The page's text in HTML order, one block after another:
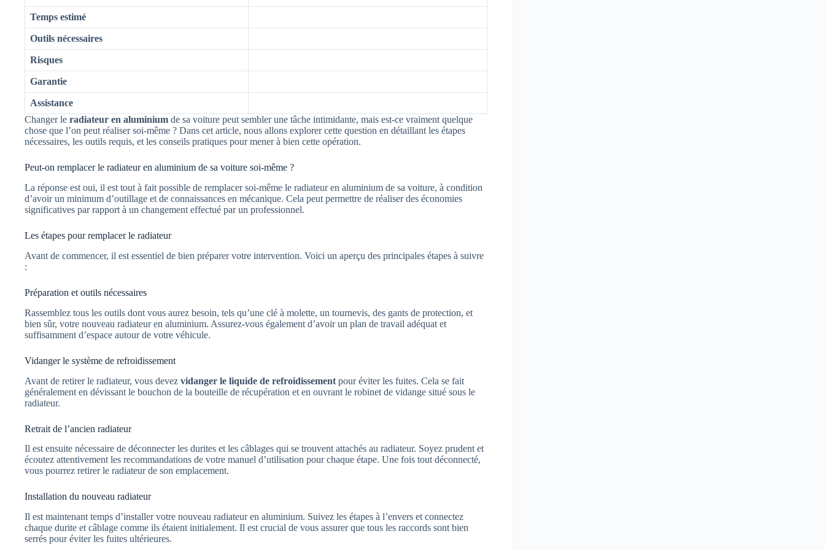
Temps estimé
Outils nécessaires
Risques
Garantie
Assistance
Changer le radiateur en aluminium de sa voiture peut sembler une tâche intimidante, mais est-ce vraiment quelque
chose que l’on peut réaliser soi-même ? Dans cet article, nous allons explorer cette question en détaillant les étapes
nécessaires, les outils requis, et les conseils pratiques pour mener à bien cette opération.
Peut-on remplacer le radiateur en aluminium de sa voiture soi-même ?
La réponse est oui, il est tout à fait possible de remplacer soi-même le radiateur en aluminium de sa voiture, à condition
d’avoir un minimum d’outillage et de connaissances en mécanique. Cela peut permettre de réaliser des économies
significatives par rapport à un changement effectué par un professionnel.
Les étapes pour remplacer le radiateur
Avant de commencer, il est essentiel de bien préparer votre intervention. Voici un aperçu des principales étapes à suivre
:
Préparation et outils nécessaires
Rassemblez tous les outils dont vous aurez besoin, tels qu’une clé à molette, un tournevis, des gants de protection, et
bien sûr, votre nouveau radiateur en aluminium. Assurez-vous également d’avoir un plan de travail adéquat et
suffisamment d’espace autour de votre véhicule.
Vidanger le système de refroidissement
Avant de retirer le radiateur, vous devez vidanger le liquide de refroidissement pour éviter les fuites. Cela se fait
généralement en dévissant le bouchon de la bouteille de récupération et en ouvrant le robinet de vidange situé sous le
radiateur.
Retrait de l’ancien radiateur
Il est ensuite nécessaire de déconnecter les durites et les câblages qui se trouvent attachés au radiateur. Soyez prudent et
écoutez attentivement les recommandations de votre manuel d’utilisation pour chaque étape. Une fois tout déconnecté,
vous pourrez retirer le radiateur de son emplacement.
Installation du nouveau radiateur
Il est maintenant temps d’installer votre nouveau radiateur en aluminium. Suivez les étapes à l’envers et connectez
chaque durite et câblage comme ils étaient initialement. Il est crucial de vous assurer que tous les raccords sont bien
serrés pour éviter les fuites ultérieures.